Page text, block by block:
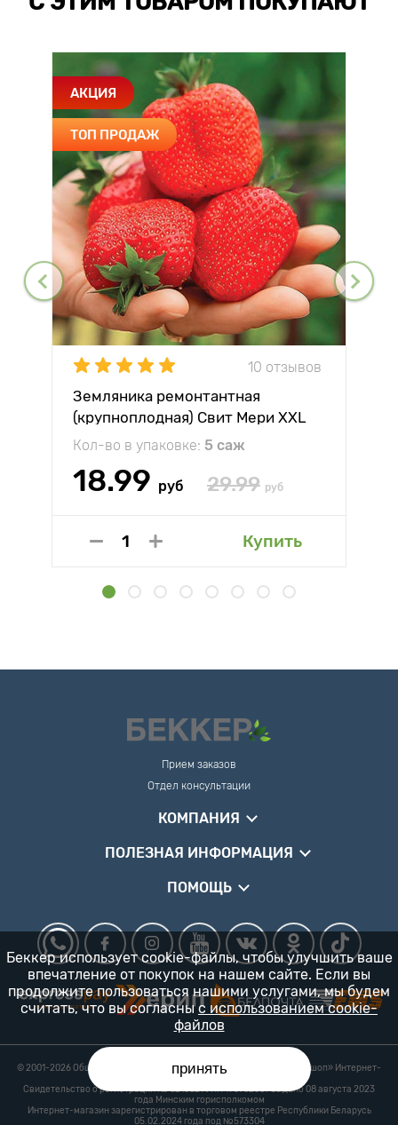
АКЦИЯ
ТОП ПРОДАЖ
10 отзывов
Земляника ремонтантная
(крупноплодная) Свит Мери XXL
Кол-во в упаковке: 5 саж
18.99 руб 29.99 руб
Купить
Прием заказов
Отдел консультации
КОМПАНИЯ
ПОЛЕЗНАЯ ИНФОРМАЦИЯ
ПОМОЩЬ
© 2001-2026 Общество с ограниченной ответственностью «Гарденшоп» Интернет-
магазин «БЕККЕР™» 24/7
Свидетельство о регистрации № 0218821 УНП 193702687 выдано 08 августа 2023
года Минским горисполкомом
Интернет-магазин зарегистрирован в торговом реестре Республики Беларусь
05.02.2024 года под №573304
Беккер использует cookie-файлы, чтобы улучшить ваше
впечатление от покупок на нашем сайте. Если вы
продолжите пользоваться нашими услугами, мы будем
считать, что вы согласны с использованием cookie-
файлов
принять